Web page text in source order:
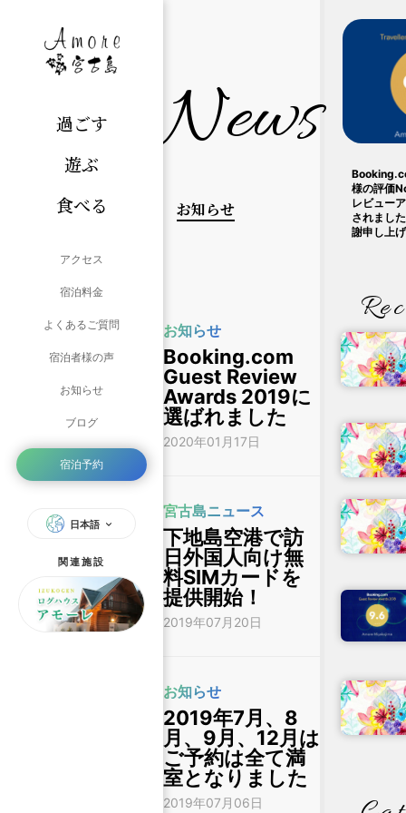
過ごす
遊ぶ
食べる
アクセス
宿泊料金
よくあるご質問
宿泊者様の声
お知らせ
ブログ
宿泊予約
日本語
関連施設
News
お知らせ
お知らせ
Booking.com
Guest Review
Awards 2019に
選ばれました
2020年01月17日
宮古島ニュース
下地島空港で訪
日外国人向け無
料SIMカードを
提供開始！
2019年07月20日
お知らせ
2019年7月、8
月、9月、12月は
ご予約は全て満
室となりました
2019年07月06日
様の評価
レビュー
されまし
謝申し上